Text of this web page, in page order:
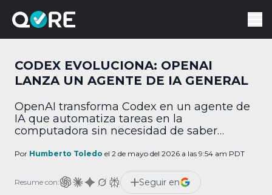
CODEX EVOLUCIONA: OPENAI
LANZA UN AGENTE DE IA GENERAL
OpenAI transforma Codex en un agente de
IA que automatiza tareas en la
computadora sin necesidad de saber
Por Humberto Toledo el 2 de mayo del 2026 a las 9:54 am PDT
Resume con: Seguir en